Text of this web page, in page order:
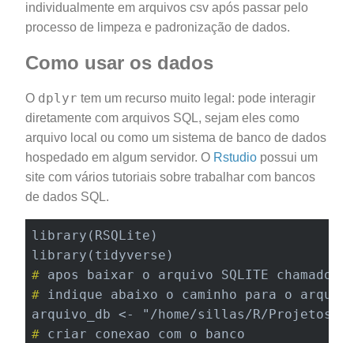
individualmente em arquivos csv após passar pelo
processo de limpeza e padronização de dados.
Como usar os dados
O dplyr tem um recurso muito legal: pode interagir
diretamente com arquivos SQL, sejam eles como
arquivo local ou como um sistema de banco de dados
hospedado em algum servidor. O Rstudio possui um
site com vários tutoriais sobre trabalhar com bancos
de dados SQL.
library(RSQLite)
# apos baixar o arquivo SQLITE chamado
# indique abaixo o caminho para o
# criar conexao com o banco